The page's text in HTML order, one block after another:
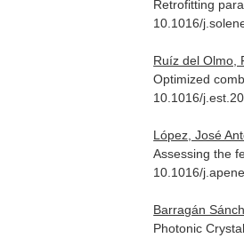
Retrofitting
10.1016/
Ruíz del Olmo,
Optimized
10.1016/
López, José
Assessing the
10.1016/
Barragán
Photonic